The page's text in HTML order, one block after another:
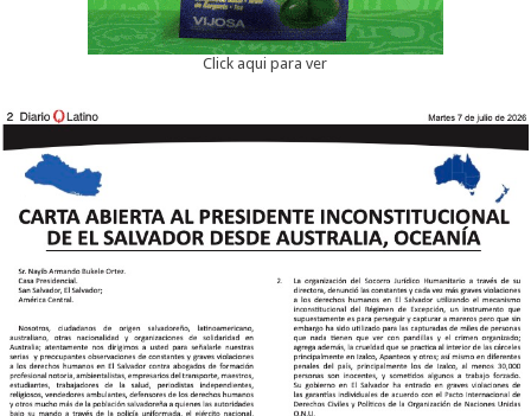
Click aqui para ver